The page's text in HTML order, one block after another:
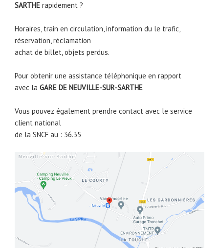
SARTHE rapidement ?
Horaires, train en circulation, information du le trafic,
réservation, réclamation
achat de billet, objets perdus.
Pour obtenir une assistance téléphonique en rapport
avec la GARE DE NEUVILLE-SUR-SARTHE
Vous pouvez également prendre contact avec le service
client national
de la SNCF au : 36.35